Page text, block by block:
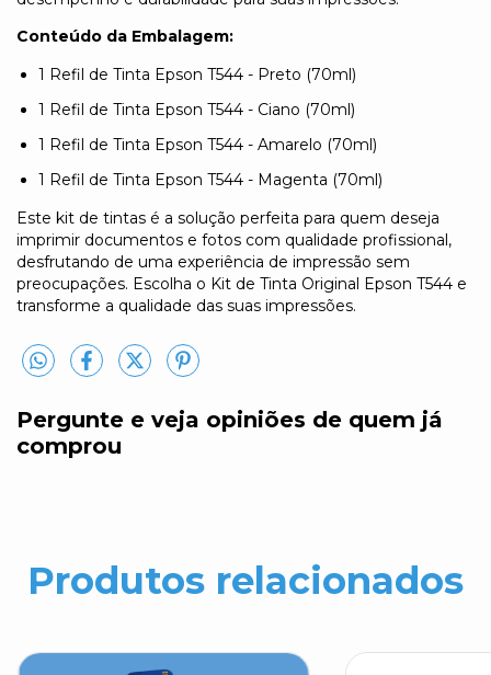
Conteúdo da Embalagem:
1 Refil de Tinta Epson T544 - Preto (70ml)
1 Refil de Tinta Epson T544 - Ciano (70ml)
1 Refil de Tinta Epson T544 - Amarelo (70ml)
1 Refil de Tinta Epson T544 - Magenta (70ml)
Este kit de tintas é a solução perfeita para quem deseja
imprimir documentos e fotos com qualidade profissional,
desfrutando de uma experiência de impressão sem
preocupações. Escolha o Kit de Tinta Original Epson T544 e
transforme a qualidade das suas impressões.
Pergunte e veja opiniões de quem já
comprou
Produtos relacionados